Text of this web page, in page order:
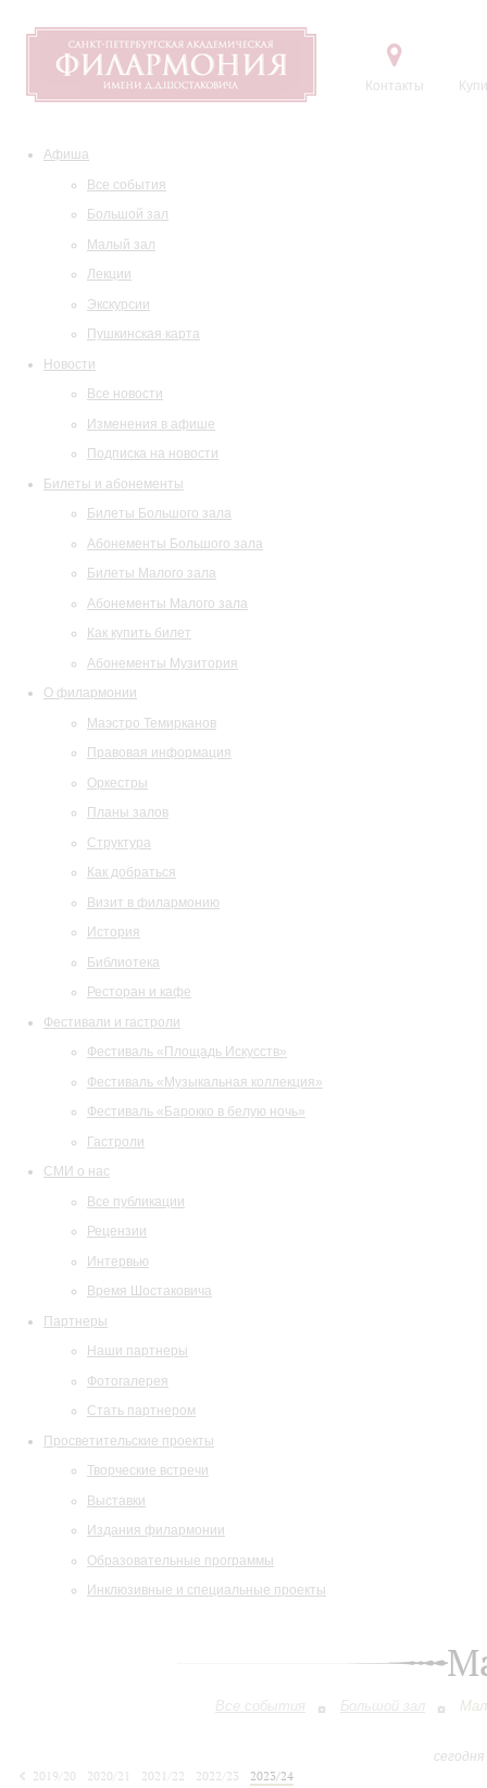
Контакты
Афиша
Все события
Большой зал
Малый зал
Лекции
Экскурсии
Пушкинская карта
Новости
Все новости
Изменения в афише
Подписка на новости
Билеты и абонементы
Билеты Большого зала
Абонементы Большого зала
Билеты Малого зала
Абонементы Малого зала
Как купить билет
Абонементы Музитория
О филармонии
Маэстро Темирканов
Правовая информация
Оркестры
Планы залов
Структура
Как добраться
Визит в филармонию
История
Библиотека
Ресторан и кафе
Фестивали и гастроли
Фестиваль «Площадь Искусств»
Фестиваль «Музыкальная коллекция»
Фестиваль «Барокко в белую ночь»
Гастроли
СМИ о нас
Все публикации
Рецензии
Интервью
Время Шостаковича
Партнеры
Наши партнеры
Фотогалерея
Стать партнером
Просветительские проекты
Творческие встречи
Выставки
Издания филармонии
Образовательные программы
Инклюзивные и специальные проекты
Все события Большой зал
2019/20
2020/21 2021/22 2022/23
2023/24